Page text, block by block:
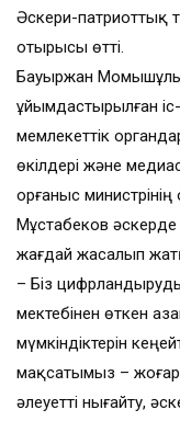
Әскери-патриоттық
отырысы өтті.
Бауыржан
ұйымдастырылған
мемлекеттік
өкілдері және
Қорғаныс
Мұстабеков
жағдай жасалып
– Біз
мектебінен өткен
мүмкіндіктерін
мақсатымыз –
әлеуетті нығайту,